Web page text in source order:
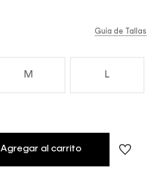
M L
Guía de Tallas
Agregar al carrito